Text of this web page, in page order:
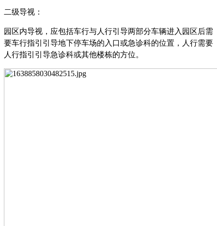
二级导视：
园区内导视，应包括车行与人行引导两部分车辆进入园区后需
要车行指引引导地下停车场的入口或急诊科的位置，人行需要
人行指引引导急诊科或其他楼栋的方位。